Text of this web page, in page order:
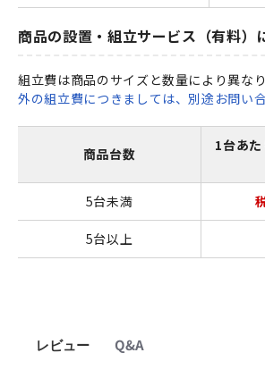
商品の設置・組立サービス（有料）
組立費は商品のサイズと数量により異な
外の組立費につきましては、別途お問い
商品台数
1台あ
5台未満
5台以上
レビュー Q&A